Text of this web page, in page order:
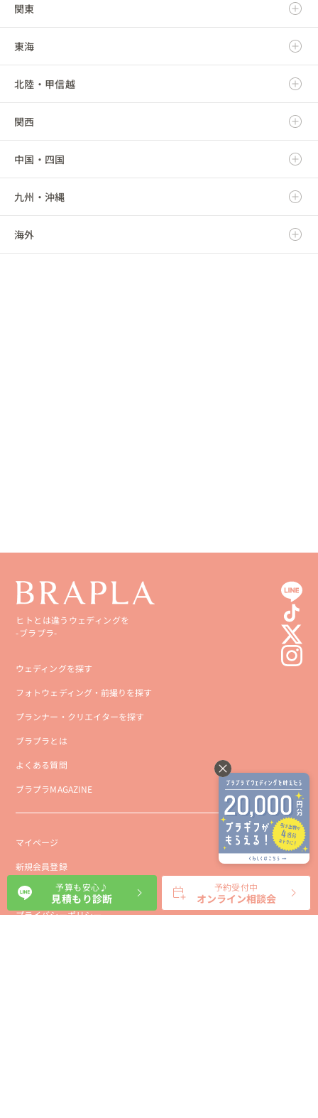
青森県
岩手県
宮城県
秋田県
山形県
福島県
関東
茨城県
栃木県
群馬県
埼玉県
千葉県
東京都
東海
岐阜県
静岡県
愛知県
三重県
北陸・甲信越
新潟県
富山県
石川県
福井県
関西
滋賀県
京都府
大阪府
中国・四国
鳥取県
島根県
九州・沖縄
福岡県
海外
ヒトとは違うウェディングを
-ブラプラ-
ウェディングを探す
フォトウェディング・前撮りを探す
プランナー・クリエイターを探す
ブラプラとは
よくある質問
ブラプラMAGAZINE
マイページ
新規会員登録
会社概要
プライバシーポリシー
予算も安心♪
見積もり診断
予約受付中
オンライン相談会